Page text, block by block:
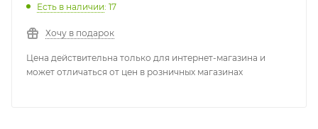
Есть в наличии: 17
Хочу в подарок
Цена действительна только для интернет-магазина и
может отличаться от цен в розничных магазинах